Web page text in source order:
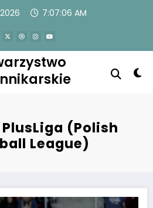
7:07:07 AM
(Polish
League)
czarnego konia i trzy spotkania w finale